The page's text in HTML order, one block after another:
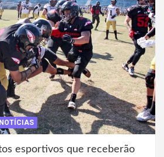
esportivos que receberão